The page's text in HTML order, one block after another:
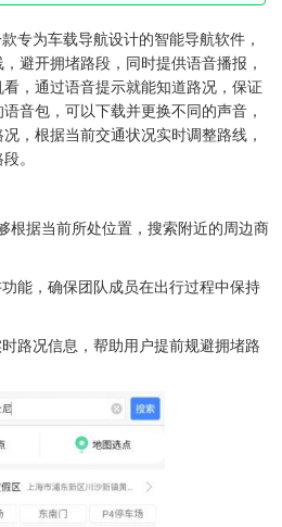
专为车载导航设计的智能导航软件，
避开拥堵路段，同时提供语音播报，
，通过语音提示就能知道路况，保证
音包，可以下载并更换不同的声音，
，根据当前交通状况实时调整路线，
。
据当前所处位置，搜索附近的周边商
，确保团队成员在出行过程中保持
况信息，帮助用户提前规避拥堵路